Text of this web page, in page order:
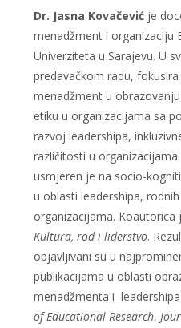
Dr. Jasna Kovačević je
menadžment i organizaciju
Univerziteta u Sarajevu. U
predavačkom radu,
menadžment u
etiku u organizacijama sa
razvoj leadershipa,
različitosti u
usmjeren je na socio-
u oblasti leadershipa,
organizacijama. Koautorica
Kultura, rod i liderstvo.
objavljivani su u
publikacijama u oblasti
menadžmenta i
of Educational Research,